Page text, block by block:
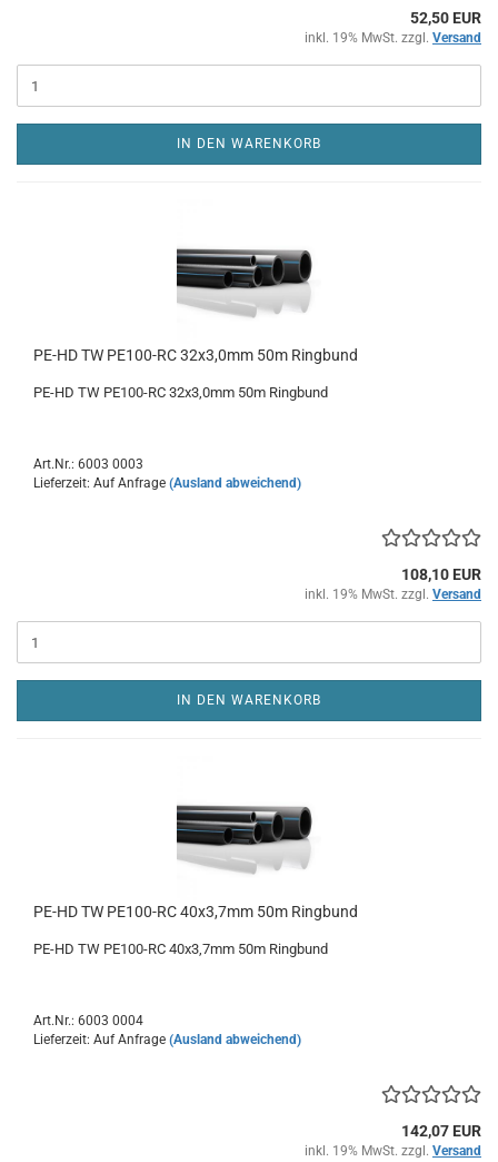
52,50 EUR
inkl. 19% MwSt. zzgl. Versand
IN DEN WARENKORB
PE-HD TW PE100-RC 32x3,0mm 50m Ringbund
PE-HD TW PE100-RC 32x3,0mm 50m Ringbund
Art.Nr.: 6003 0003
Lieferzeit: Auf Anfrage (Ausland abweichend)
108,10 EUR
inkl. 19% MwSt. zzgl. Versand
IN DEN WARENKORB
PE-HD TW PE100-RC 40x3,7mm 50m Ringbund
PE-HD TW PE100-RC 40x3,7mm 50m Ringbund
Art.Nr.: 6003 0004
Lieferzeit: Auf Anfrage (Ausland abweichend)
142,07 EUR
inkl. 19% MwSt. zzgl. Versand